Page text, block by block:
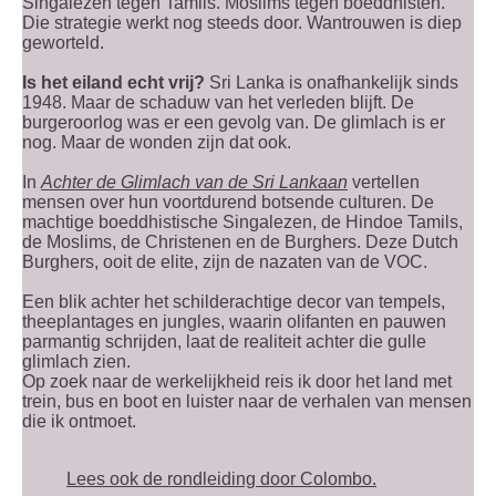
Die strategie werkt nog steeds door. Wantrouwen is diep
geworteld.
Is het eiland echt vrij? Sri Lanka is onafhankelijk sinds
1948. Maar de schaduw van het verleden blijft. De
burgeroorlog was er een gevolg van. De glimlach is er
nog. Maar de wonden zijn dat ook.
In Achter de Glimlach van de Sri Lankaan vertellen
mensen over hun voortdurend botsende culturen. De
machtige boeddhistische Singalezen, de Hindoe Tamils,
de Moslims, de Christenen en de Burghers. Deze Dutch
Burghers, ooit de elite, zijn de nazaten van de VOC.
Een blik achter het schilderachtige decor van tempels,
theeplantages en jungles, waarin olifanten en pauwen
parmantig schrijden, laat de realiteit achter die gulle
glimlach zien.
Op zoek naar de werkelijkheid reis ik door het land met
trein, bus en boot en luister naar de verhalen van mensen
die ik ontmoet.
Lees ook de rondleiding door Colombo.